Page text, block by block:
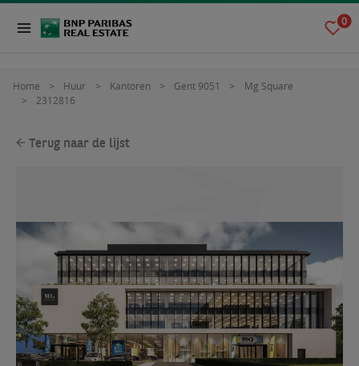
0
Home Huur Kantoren Gent 9051
Mg Square
2312816
Terug naar de lijst